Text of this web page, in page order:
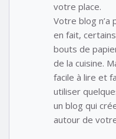
votre place.
Votre blog n’a
en fait,
bouts de
de la cuisine.
facile à lire et
utiliser
un blog qui
autour de